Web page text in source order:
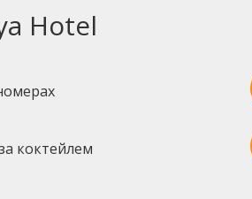
Hotel
коктейлем